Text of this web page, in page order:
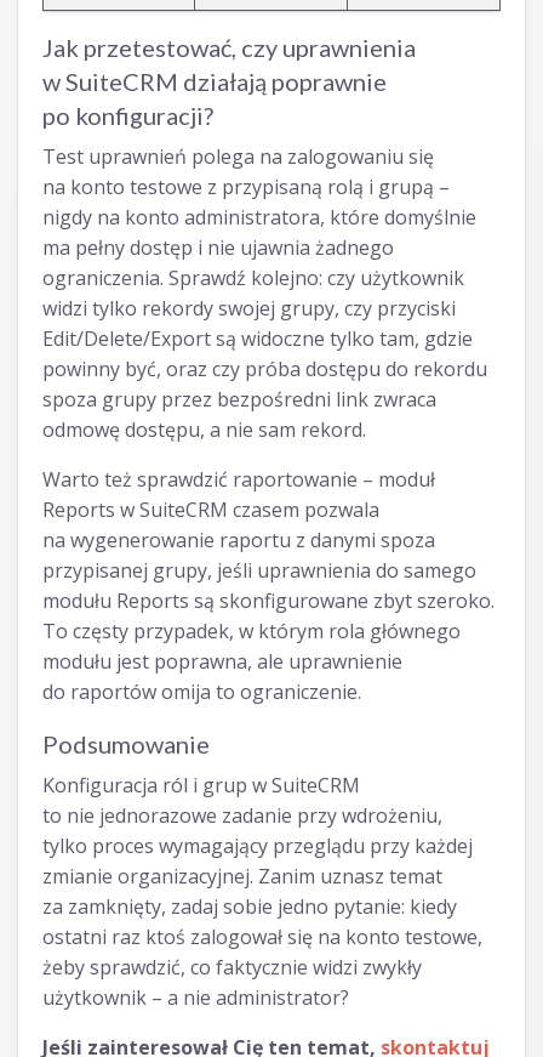
Jak przetestować, czy uprawnienia
w SuiteCRM działają poprawnie
po konfiguracji?
Test uprawnień polega na zalogowaniu się
na konto testowe z przypisaną rolą i grupą –
nigdy na konto administratora, które domyślnie
ma pełny dostęp i nie ujawnia żadnego
ograniczenia. Sprawdź kolejno: czy użytkownik
widzi tylko rekordy swojej grupy, czy przyciski
Edit/Delete/Export są widoczne tylko tam, gdzie
powinny być, oraz czy próba dostępu do rekordu
spoza grupy przez bezpośredni link zwraca
odmowę dostępu, a nie sam rekord.
Warto też sprawdzić raportowanie – moduł
Reports w SuiteCRM czasem pozwala
na wygenerowanie raportu z danymi spoza
przypisanej grupy, jeśli uprawnienia do samego
modułu Reports są skonfigurowane zbyt szeroko.
To częsty przypadek, w którym rola głównego
modułu jest poprawna, ale uprawnienie
do raportów omija to ograniczenie.
Podsumowanie
Konfiguracja ról i grup w SuiteCRM
to nie jednorazowe zadanie przy wdrożeniu,
tylko proces wymagający przeglądu przy każdej
zmianie organizacyjnej. Zanim uznasz temat
za zamknięty, zadaj sobie jedno pytanie: kiedy
ostatni raz ktoś zalogował się na konto testowe,
żeby sprawdzić, co faktycznie widzi zwykły
użytkownik – a nie administrator?
Jeśli zainteresował Cię ten temat, skontaktuj